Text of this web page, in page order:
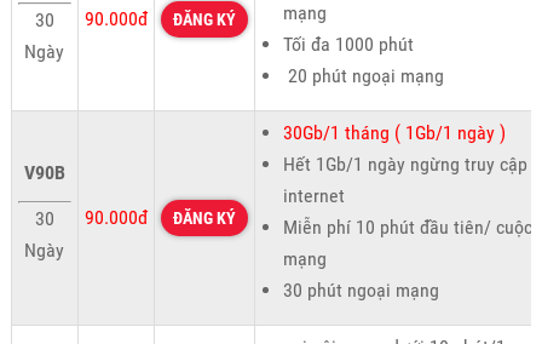
30
Ngày
90.000đ ĐĂNG KÝ
mạng
Tối đa 1000 phút
20 phút ngoại mạng
V90B
30
Ngày
90.000đ ĐĂNG KÝ
30Gb/1 tháng ( 1Gb/1 ngày )
Hết 1Gb/1 ngày ngừng truy cập
internet
Miễn phí 10 phút đầu tiên/ cuộc
mạng
30 phút ngoại mạng